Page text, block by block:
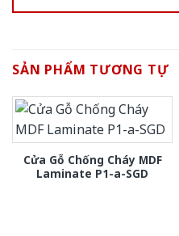
SẢN PHẨM TƯƠNG TỰ
Cửa Gỗ Chống Cháy MDF
Laminate P1-a-SGD